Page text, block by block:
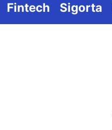
Fintech Sigorta